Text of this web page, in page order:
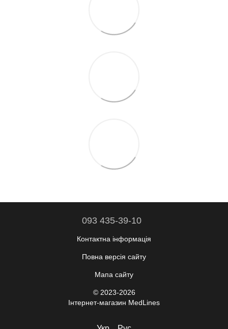
093 435-39-10
Контактна інформація
Повна версія сайту
Мапа сайту
© 2023-2026
Інтернет-магазин MedLines